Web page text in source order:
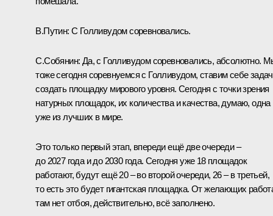
В.Путин: С Голливудом соревновались.
С.Собянин: Да, с Голливудом соревновались, абсолютно.
тоже сегодня соревнуемся с Голливудом, ставим себе
создать площадку мирового уровня. Сегодня с точки зрения
натурных площадок, их количества и качества, думаю, одна
уже из лучших в мире.
Это только первый этап, впереди ещё две очереди –
до 2027 года и до 2030 года. Сегодня уже 18 площадок
работают, будут ещё 20 – во второй очереди, 26 – в третьей,
то есть это будет гигантская площадка. От желающих
там нет отбоя, действительно, всё заполнено.